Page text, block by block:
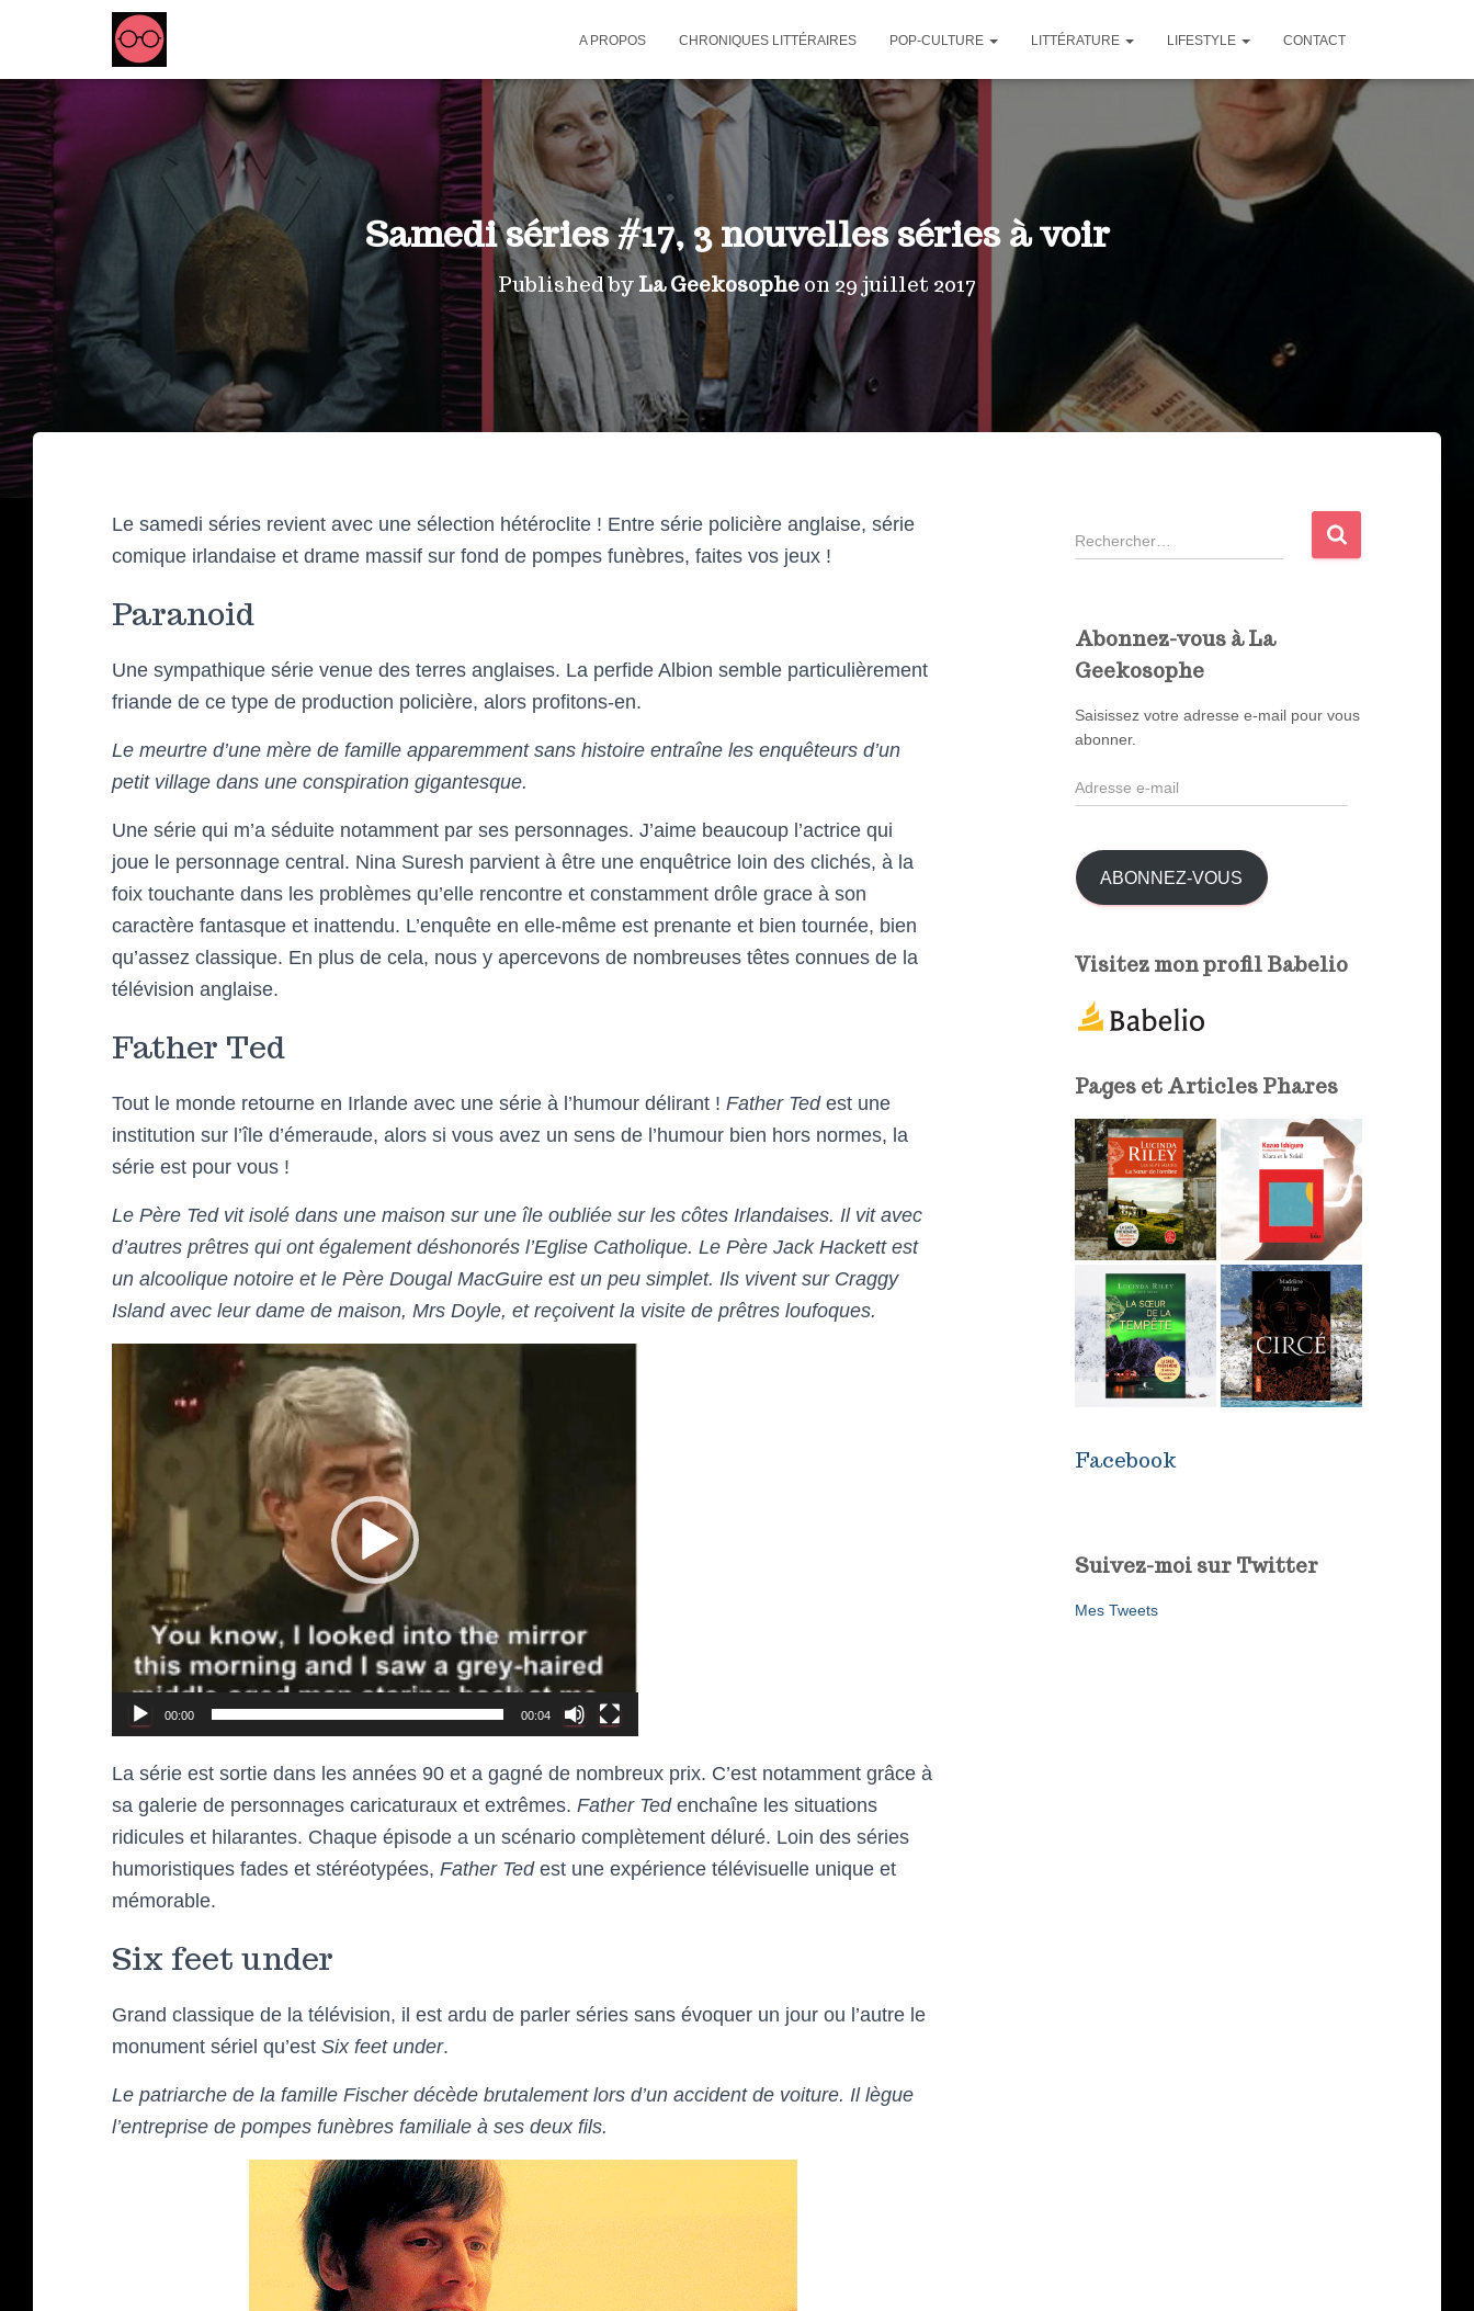
A PROPOS CHRONIQUES LITTÉRAIRES POP-CULTURE LITTÉRATURE LIFESTYLE CONTACT
Samedi séries #17, 3 nouvelles séries à voir
Published by La Geekosopheon 29 juillet 2017
Le samedi séries revient avec une sélection hétéroclite ! Entre série policière anglaise, série
comique irlandaise et drame massif sur fond de pompes funèbres, faites vos jeux !
Paranoid
Une sympathique série venue des terres anglaises. La perfide Albion semble particulièrement
friande de ce type de production policière, alors profitons-en.
Le meurtre d’une mère de famille apparemment sans histoire entraîne les enquêteurs d’un
petit village dans une conspiration gigantesque.
Une série qui m’a séduite notamment par ses personnages. J’aime beaucoup l’actrice qui
joue le personnage central. Nina Suresh parvient à être une enquêtrice loin des clichés, à la
foix touchante dans les problèmes qu’elle rencontre et constamment drôle grace à son
caractère fantasque et inattendu. L’enquête en elle-même est prenante et bien tournée, bien
qu’assez classique. En plus de cela, nous y apercevons de nombreuses têtes connues de la
télévision anglaise.
Father Ted
Tout le monde retourne en Irlande avec une série à l’humour délirant ! Father Tedest une
institution sur l’île d’émeraude, alors si vous avez un sens de l’humour bien hors normes, la
série est pour vous !
Le Père Ted vit isolé dans une maison sur une île oubliée sur les côtes Irlandaises. Il vit avec
d’autres prêtres qui ont également déshonorés l’Eglise Catholique. Le Père Jack Hackett est
un alcoolique notoire et le Père Dougal MacGuire est un peu simplet. Ils vivent sur Craggy
Island avec leur dame de maison, Mrs Doyle, et reçoivent la visite de prêtres loufoques.
00:00 00:04
La série est sortie dans les années 90 et a gagné de nombreux prix. C’est notamment grâce à
sa galerie de personnages caricaturaux et extrêmes. Father Tedenchaîne les situations
ridicules et hilarantes. Chaque épisode a un scénario complètement déluré. Loin des séries
humoristiques fades et stéréotypées, Father Tedest une expérience télévisuelle unique et
mémorable.
Six feet under
Grand classique de la télévision, il est ardu de parler séries sans évoquer un jour ou l’autre le
monument sériel qu’est Six feet under.
Le patriarche de la famille Fischer décède brutalement lors d’un accident de voiture. Il lègue
l’entreprise de pompes funèbres familiale à ses deux fils.
R
e
c
e
r
:
Abonnez-vous à La
Geekosophe
Saisissez votre adresse e-mail pour vous
abonner.
A
d
s
s
a
ABONNEZ-VOUS
Visitez mon profil Babelio
Pages et Articles Phares
Facebook
Suivez-moi sur Twitter
Mes Tweets